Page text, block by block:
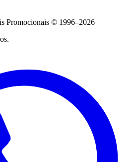
Promocionais © 1996–2026